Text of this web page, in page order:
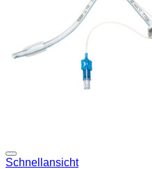
Schnellansicht